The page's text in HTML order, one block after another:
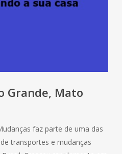
Grande, Mato
faz parte de uma das
transportes e mudanças